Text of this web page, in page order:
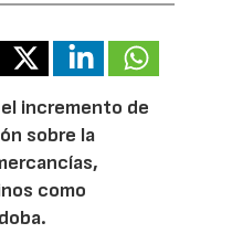
incremento de
sobre la
como